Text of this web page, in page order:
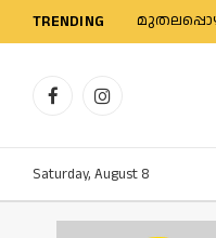
TRENDING
FacebookInstagram
Saturday, August 8